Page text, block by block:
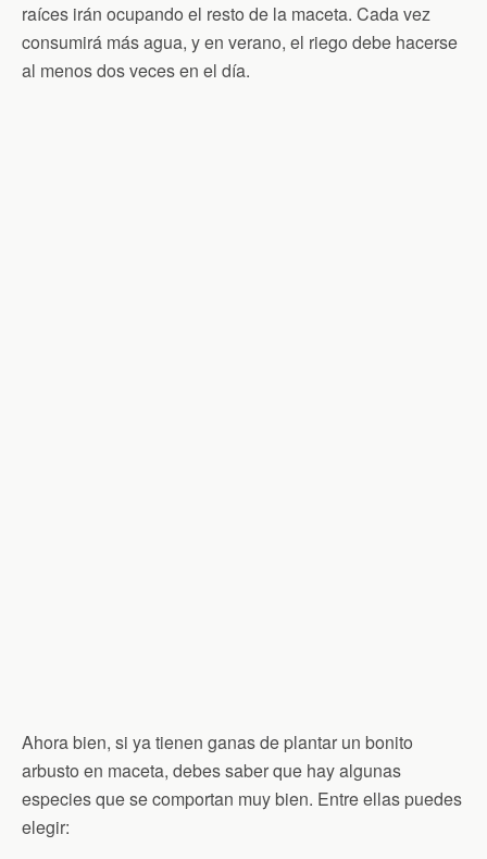
raíces irán ocupando el resto de la maceta. Cada vez
consumirá más agua, y en verano, el riego debe hacerse
al menos dos veces en el día.
Ahora bien, si ya tienen ganas de plantar un bonito
arbusto en maceta, debes saber que hay algunas
especies que se comportan muy bien. Entre ellas puedes
elegir: